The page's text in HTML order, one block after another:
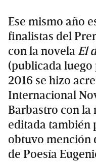
Ese mismo año
finalistas del
con la novela El
(publicada luego
2016 se hizo
Internacional
Barbastro con la
editada también
obtuvo mención
de Poesía